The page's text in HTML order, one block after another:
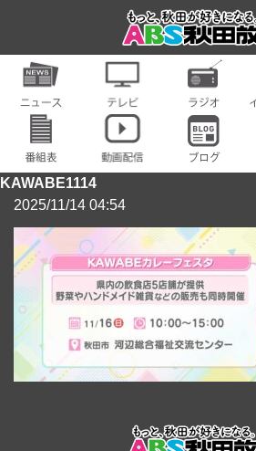
KAWABE1114
2025/11/14 04:54